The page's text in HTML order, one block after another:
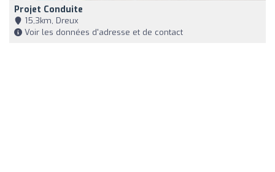
Projet Conduite
15,3km, Dreux
Voir les données d'adresse et de contact